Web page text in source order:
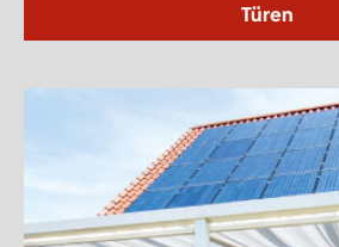
Türen